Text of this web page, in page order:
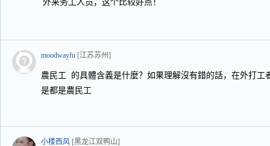
外来务工人员，这个比较好点！
moodwayfu [江苏苏州]
農民工 的具體含義是什麼？如果理解沒有錯的話，在外打工
是都是農民工
小楼西风 [黑龙江双鸭山]